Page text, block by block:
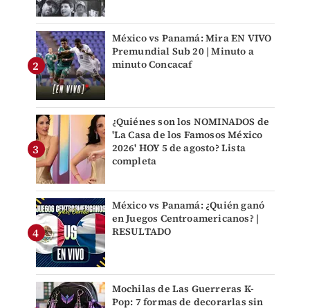
México vs Panamá: Mira EN VIVO
Premundial Sub 20 | Minuto a
minuto Concacaf
¿Quiénes son los NOMINADOS de
'La Casa de los Famosos México
2026' HOY 5 de agosto? Lista
completa
México vs Panamá: ¿Quién ganó
en Juegos Centroamericanos? |
RESULTADO
Mochilas de Las Guerreras K-
Pop: 7 formas de decorarlas sin